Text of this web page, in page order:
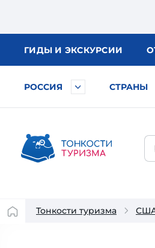
ГИДЫ И ЭКСКУРСИИ
РОССИЯ СТРАНЫ
Тонкости туризма